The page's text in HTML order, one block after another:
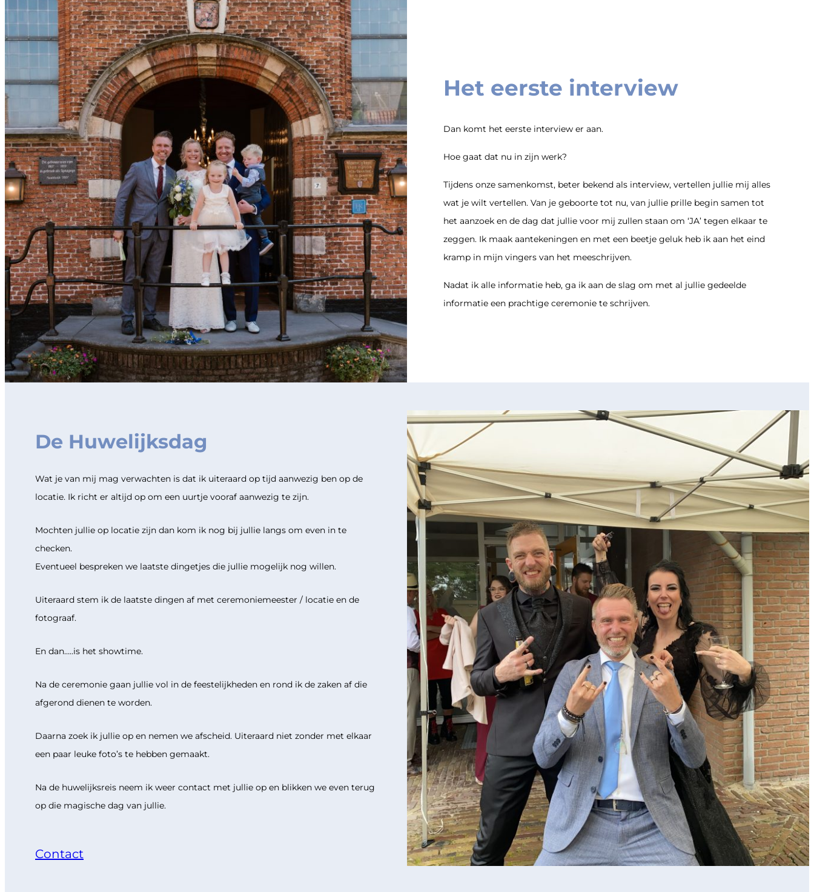
Het eerste interview
Dan komt het eerste interview er aan.
Hoe gaat dat nu in zijn werk?
Tijdens onze samenkomst, beter bekend als interview, vertellen jullie mij alles
wat je wilt vertellen. Van je geboorte tot nu, van jullie prille begin samen tot
het aanzoek en de dag dat jullie voor mij zullen staan om ‘JA’ tegen elkaar te
zeggen. Ik maak aantekeningen en met een beetje geluk heb ik aan het eind
kramp in mijn vingers van het meeschrijven.
Nadat ik alle informatie heb, ga ik aan de slag om met al jullie gedeelde
informatie een prachtige ceremonie te schrijven.
De Huwelijksdag
Wat je van mij mag verwachten is dat ik uiteraard op tijd aanwezig ben op de
locatie. Ik richt er altijd op om een uurtje vooraf aanwezig te zijn.
Mochten jullie op locatie zijn dan kom ik nog bij jullie langs om even in te
checken.
Eventueel bespreken we laatste dingetjes die jullie mogelijk nog willen.
Uiteraard stem ik de laatste dingen af met ceremoniemeester / locatie en de
fotograaf.
En dan…..is het showtime.
Na de ceremonie gaan jullie vol in de feestelijkheden en rond ik de zaken af die
afgerond dienen te worden.
Daarna zoek ik jullie op en nemen we afscheid. Uiteraard niet zonder met elkaar
een paar leuke foto’s te hebben gemaakt.
Na de huwelijksreis neem ik weer contact met jullie op en blikken we even terug
op die magische dag van jullie.
Contact